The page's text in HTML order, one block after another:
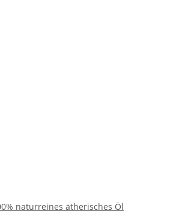
naturreines ätherisches Öl